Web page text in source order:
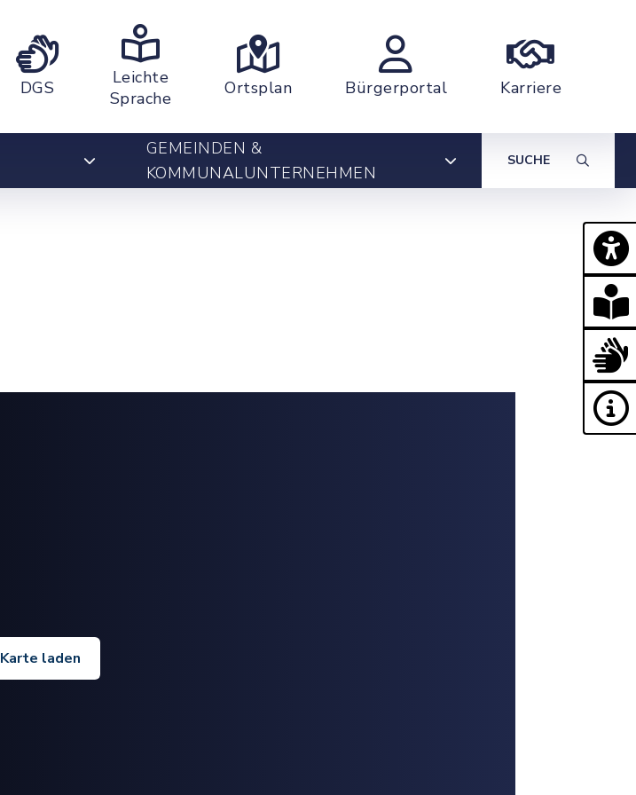
DGS
Leichte
Sprache
Ortsplan Bürgerportal Karriere
GEMEINDEN &
KOMMUNALUNTERNEHMEN
SUCHE
Karte laden